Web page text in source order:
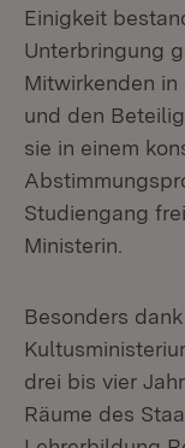
Einigkeit
Unterbringung
Mitwirkenden
und den
sie in einem
Studiengang
Ministerin.
Besonders
drei bis vier
Räume des